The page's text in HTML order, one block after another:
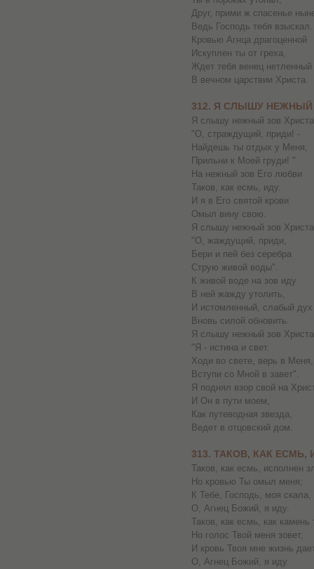
Друг, прими ж спасенье
Ведь Господь тебя взыскал.
Кровью Агнца драгоценной
Искуплен ты от греха,
Ждет тебя венец нетленный
В вечном царствии Христа.
312. Я СЛЫШУ НЕЖНЫЙ
Я слышу нежный зов
"О, страждущий, приди! -
Найдешь ты отдых у Меня,
Прильни к Моей груди! "
На нежный зов Его любви
Таков, как есмь, иду.
И я в Его святой крови
Омыл вину свою.
Я слышу нежный зов
"О, жаждущий, приди,
Бери и пей без серебра
Струю живой воды".
К живой воде на зов иду
В ней жажду утолить,
И истомленный, слабый дух
Вновь силой обновить.
Я слышу нежный зов
"Я - истина и свет.
Ходи во свете, верь в Меня,
Вступи со Мной в завет".
Я поднял взор свой на
И Он в пути моем,
Как путеводная звезда,
Ведет в отцовский дом.
313. ТАКОВ, КАК ЕСМЬ,
Таков, как есмь, исполнен
Но кровью Ты омыл меня;
К Тебе, Господь, моя скала,
О, Агнец Божий, я иду.
Таков, как есмь, как камень
Но голос Твой меня зовет,
И кровь Твоя мне жизнь
О, Агнец Божий, я иду.